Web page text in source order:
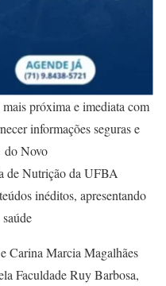
próxima e imediata com
informações seguras e
do Novo
de Nutrição da UFBA
inéditos, apresentando
Carina Marcia Magalhães
Faculdade Ruy Barbosa,